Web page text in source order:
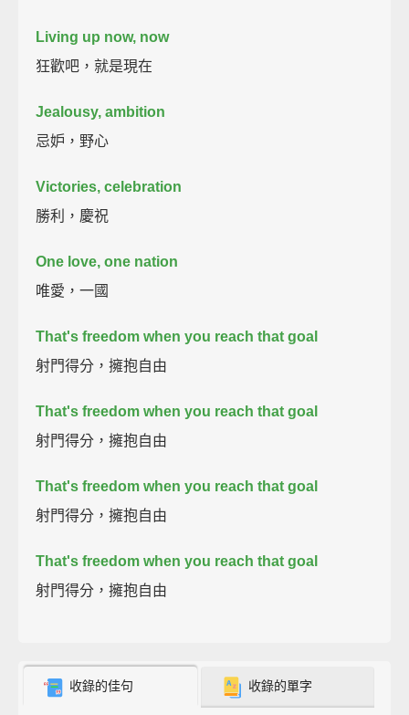
Living up now, now
狂歡吧，就是現在
Jealousy, ambition
忌妒，野心
Victories, celebration
勝利，慶祝
One love, one nation
唯愛，一國
That's freedom when you reach that goal
射門得分，擁抱自由
That's freedom when you reach that goal
射門得分，擁抱自由
That's freedom when you reach that goal
射門得分，擁抱自由
That's freedom when you reach that goal
射門得分，擁抱自由
收錄的佳句 收錄的單字